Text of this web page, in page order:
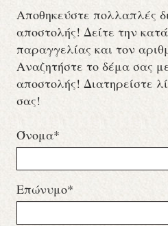
Αποθηκεύστε πολλαπλές
αποστολής! Δείτε την
παραγγελίας και τον
Αναζητήστε το δέμα σας
αποστολής! Διατηρείστε
σας!
Όνομα*
Επώνυμο*